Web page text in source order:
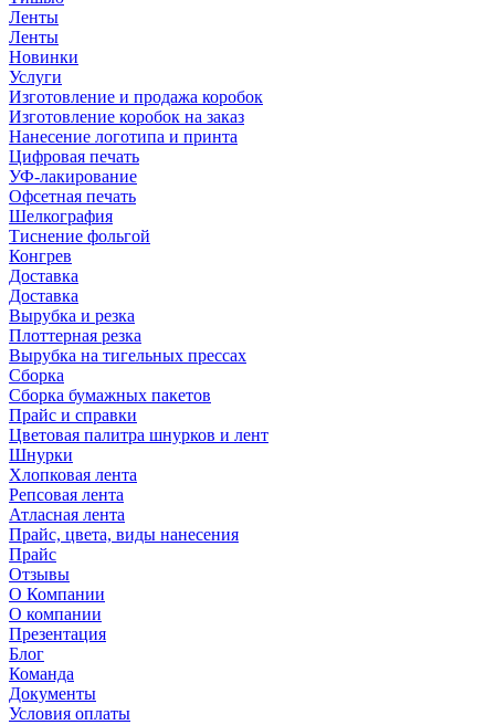
Ленты
Ленты
Новинки
Услуги
Изготовление и продажа коробок
Изготовление коробок на заказ
Нанесение логотипа и принта
Цифровая печать
УФ-лакирование
Офсетная печать
Шелкография
Тиснение фольгой
Конгрев
Доставка
Доставка
Вырубка и резка
Плоттерная резка
Вырубка на тигельных прессах
Сборка
Сборка бумажных пакетов
Прайс и справки
Цветовая палитра шнурков и лент
Шнурки
Хлопковая лента
Репсовая лента
Атласная лента
Прайс, цвета, виды нанесения
Прайс
Отзывы
О Компании
О компании
Презентация
Блог
Команда
Документы
Условия оплаты